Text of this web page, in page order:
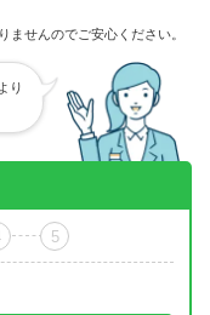
せんのでご安心ください。
り
5